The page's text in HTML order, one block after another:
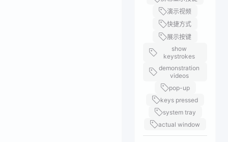
演示视频
快捷方式
展示按键
show
keystrokes
demonstration
videos
pop-up
keys pressed
system tray
actual window